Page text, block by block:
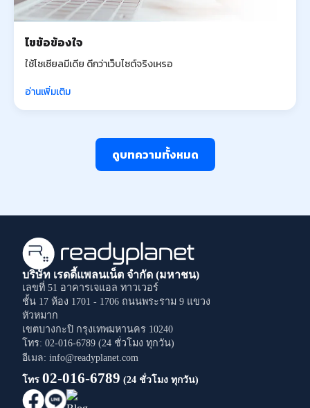
ไขข้อข้องใจ
ใช้โซเชียลมีเดีย ดีกว่าเว็บไซต์จริงเหรอ
อ่านเพิ่มเติม
ดูบทความทั้งหมด
บริษัท เรดดี้แพลนเน็ต จำกัด (มหาชน)
เลขที่ 51 อาคารเจแอล ทาวเวอร์
ชั้น 17 ห้อง 1701 - 1706 ถนนพระราม 9 แขวง
หัวหมาก
เขตบางกะปิ กรุงเทพมหานคร 10240
โทร: 02-016-6789 (24 ชั่วโมง ทุกวัน)
อีเมล: info@readyplanet.com
โทร 02-016-6789 (24 ชั่วโมง ทุกวัน)